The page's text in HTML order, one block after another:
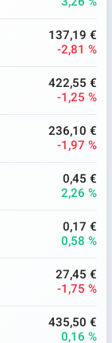
137,19 €
-2,81 %
422,55 €
-1,25 %
236,10 €
-1,97 %
0,45 €
2,26 %
0,17 €
0,58 %
27,45 €
-1,75 %
435,50 €
0,16 %